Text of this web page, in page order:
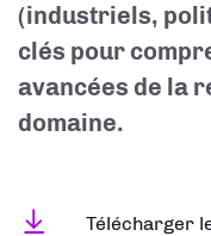
(industriels,
clés pour
avancées de la
domaine.
Télécharger